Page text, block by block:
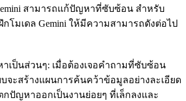
สามารถแก้ปัญหาที่ซับซ้อน สำหรับ
ฝึกโมเดล Gemini ให้มีความสามารถดังต่อไป
เป็นส่วนๆ: เมื่อต้องเจอคำถามที่ซับซ้อน
จะสร้างแผนการค้นคว้าข้อมูลอย่างละเอียด
กปัญหาออกเป็นงานย่อยๆ ที่เล็กลงและ